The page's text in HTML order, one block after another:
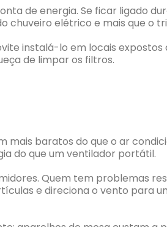
de energia. Se ficar ligado
chuveiro elétrico e mais que o
instalá-lo em locais expostos
de limpar os filtros.
mais baratos do que o ar
do que um ventilador portátil.
Quem tem problemas
e direciona o vento para